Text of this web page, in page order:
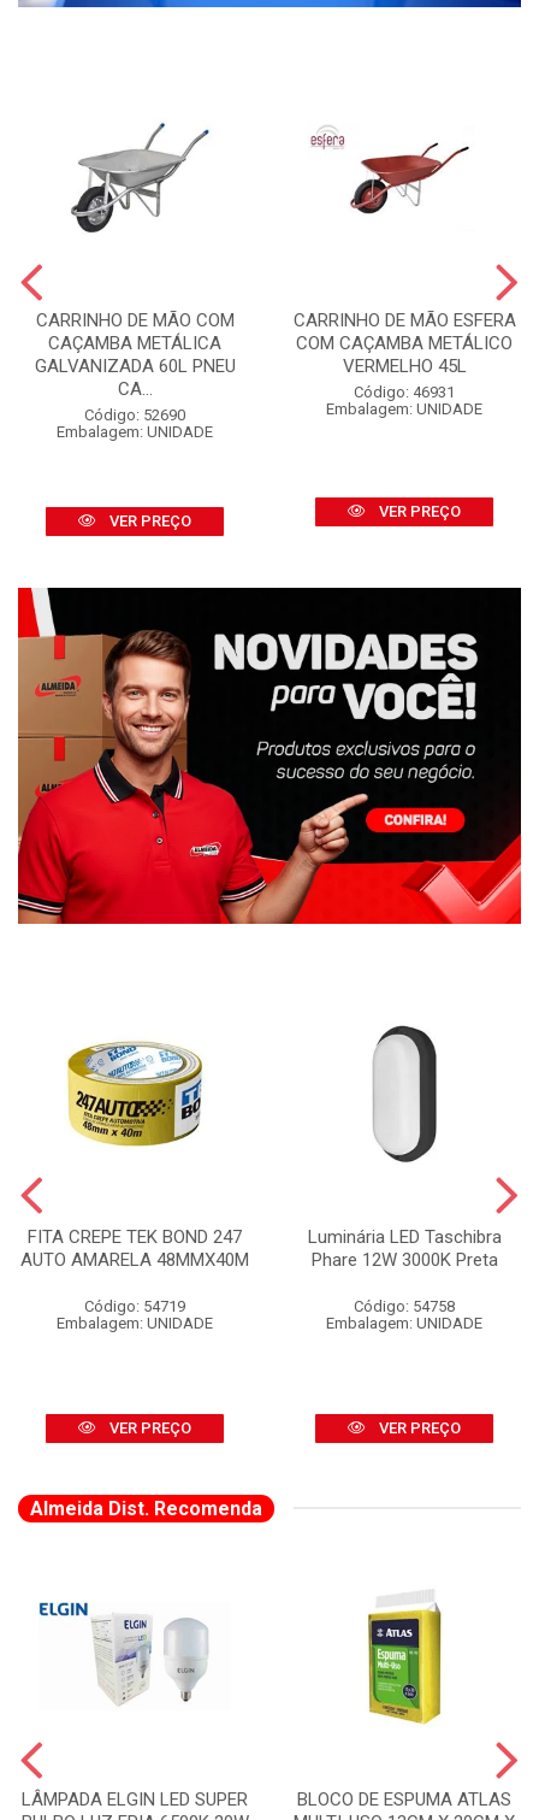
CARRINHO DE MÃO COM
CAÇAMBA METÁLICA
GALVANIZADA 60L PNEU
CA...
Código: 52690
Embalagem: UNIDADE
VER PREÇO
CARRINHO DE MÃO ESFERA
COM CAÇAMBA METÁLICO
VERMELHO 45L
Código: 46931
Embalagem: UNIDADE
VER PREÇO
FITA CREPE TEK BOND 247
AUTO AMARELA 48MMX40M
Código: 54719
Embalagem: UNIDADE
VER PREÇO
Luminária LED Taschibra
Phare 12W 3000K Preta
Código: 54758
Embalagem: UNIDADE
VER PREÇO
Almeida Dist. Recomenda
LÂMPADA ELGIN LED SUPER
BLOCO DE ESPUMA ATLAS